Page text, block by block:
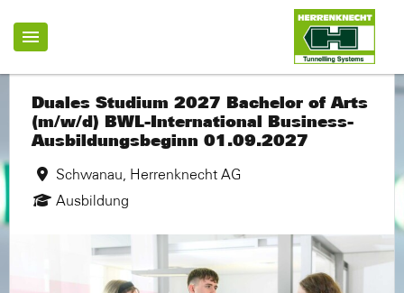
Duales Studium 2027 Bachelor of Arts
(m/w/d) BWL-International Business-
Ausbildungsbeginn 01.09.2027
Schwanau, Herrenknecht AG
Ausbildung